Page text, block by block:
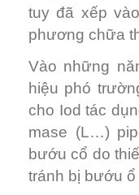
tuy đã xếp
phương chữa
Vào những
hiệu phó
cho Iod tác
mase (L…)
bướu cổ do
tránh bị bướu ổ